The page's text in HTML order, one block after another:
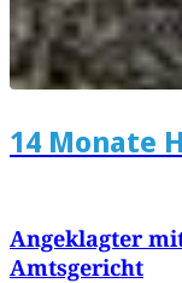
14 Monate
Angeklagter
Amtsgericht